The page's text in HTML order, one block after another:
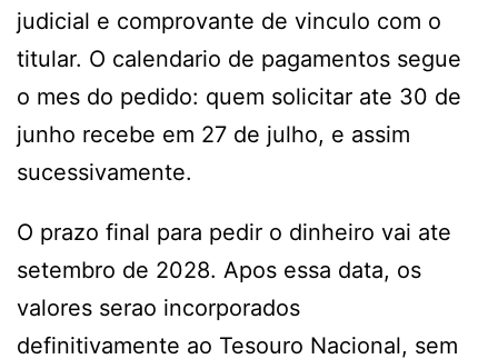
judicial e comprovante de vinculo com o
titular. O calendario de pagamentos segue
o mes do pedido: quem solicitar ate 30 de
junho recebe em 27 de julho, e assim
sucessivamente.
O prazo final para pedir o dinheiro vai ate
setembro de 2028. Apos essa data, os
valores serao incorporados
definitivamente ao Tesouro Nacional, sem